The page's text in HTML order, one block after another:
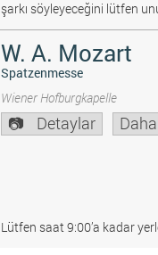
şarkı söyleyeceğini lütfen
W. A. Mozart
Spatzenmesse
Wiener Hofburgkapelle
Detaylar
Lütfen saat 9:00’a kadar